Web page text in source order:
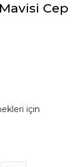
Cep
için